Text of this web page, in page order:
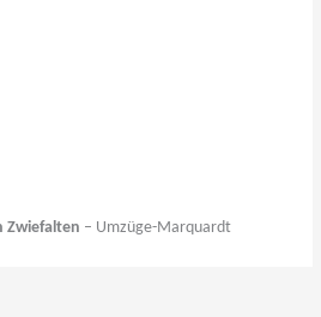
Zwiefalten – Umzüge-Marquardt